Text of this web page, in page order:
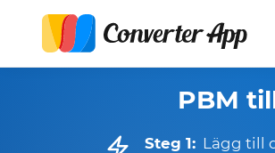
PBM
Steg 1: Lägg till